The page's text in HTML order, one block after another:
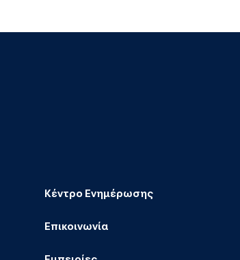
Κέντρο Ενημέρωσης
Επικοινωνία